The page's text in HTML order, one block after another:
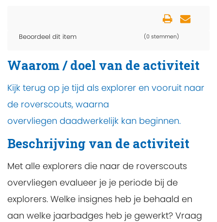
Beoordeel dit item (0 stemmen)
Waarom / doel van de activiteit
Kijk terug op je tijd als explorer en vooruit naar
de roverscouts, waarna
overvliegen daadwerkelijk kan beginnen.
Beschrijving van de activiteit
Met alle explorers die naar de roverscouts
overvliegen evalueer je je periode bij de
explorers. Welke insignes heb je behaald en
aan welke jaarbadges heb je gewerkt? Vraag